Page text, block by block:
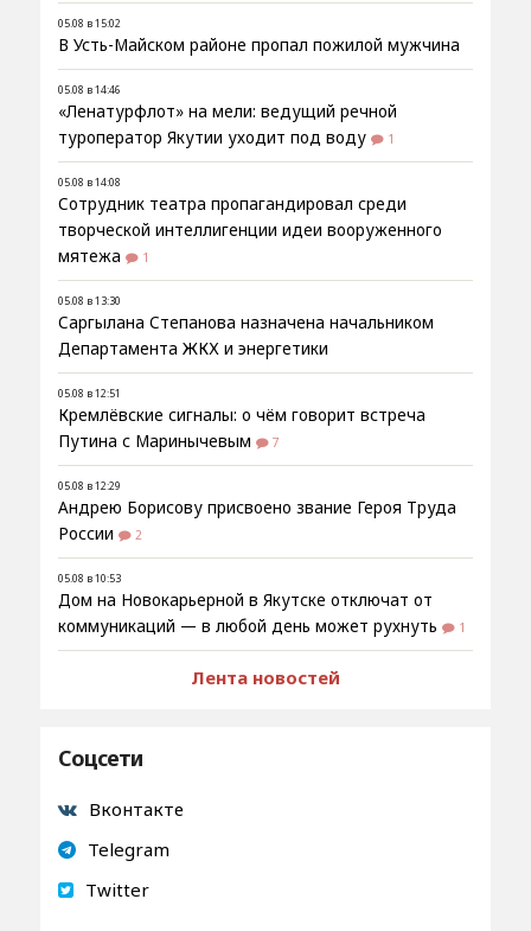
05.08 в 15:02
В Усть-Майском районе пропал пожилой мужчина
05.08 в 14:46
«Ленатурфлот» на мели: ведущий речной
туроператор Якутии уходит под воду
1
05.08 в 14:08
Сотрудник театра пропагандировал среди
творческой интеллигенции идеи вооруженного
мятежа
1
05.08 в 13:30
Саргылана Степанова назначена начальником
Департамента ЖКХ и энергетики
05.08 в 12:51
Кремлёвские сигналы: о чём говорит встреча
Путина с Маринычевым
7
05.08 в 12:29
Андрею Борисову присвоено звание Героя Труда
России
2
05.08 в 10:53
Дом на Новокарьерной в Якутске отключат от
коммуникаций — в любой день может рухнуть
1
Лента новостей
Соцсети
Вконтакте
Telegram
Twitter